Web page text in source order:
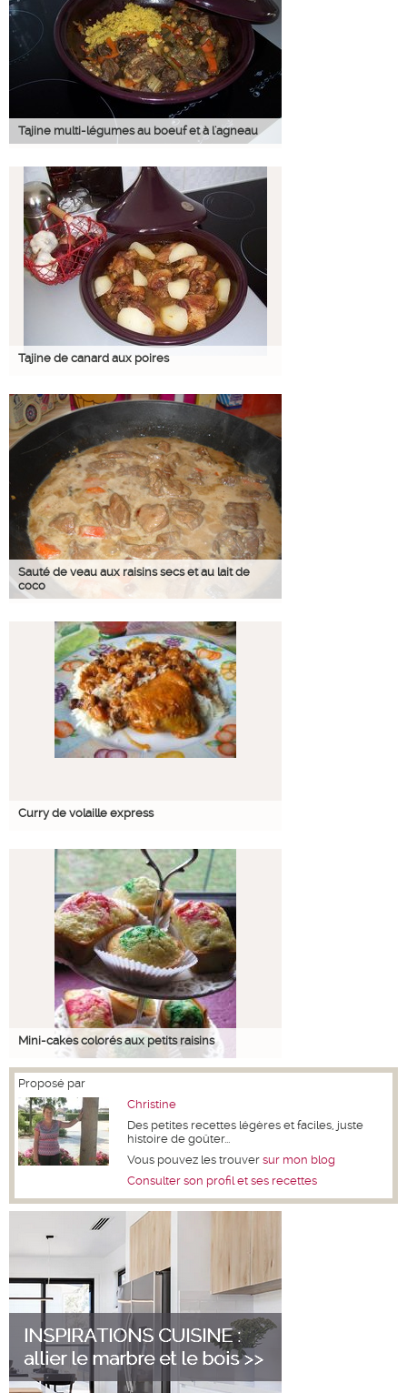
Tajine multi-légumes au boeuf et à l'agneau
Tajine de canard aux poires
Sauté de veau aux raisins secs et au lait de
coco
Curry de volaille express
Mini-cakes colorés aux petits raisins
Proposé par
Christine
Des petites recettes légères et faciles, juste
histoire de goûter...
Vous pouvez les trouver sur mon blog
Consulter son profil et ses recettes